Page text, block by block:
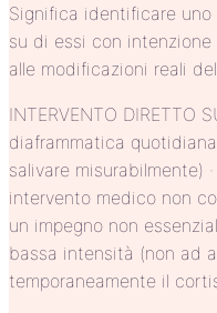
Significa identificare
su di essi con intenzione
alle modificazioni reali
INTERVENTO DIRETTO
diaframmatica
salivare misurabilmente)
intervento medico non
un impegno non
bassa intensità (non ad
temporaneamente il